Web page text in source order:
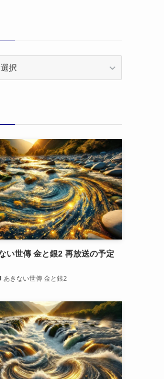
い世傳 金と銀2 再放送の予定
あきない世傳 金と銀2